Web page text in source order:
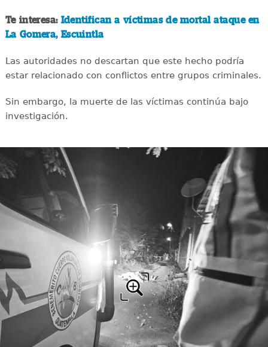
Te interesa: Identifican a víctimas de mortal ataque en
La Gomera, Escuintla
Las autoridades no descartan que este hecho podría
estar relacionado con conflictos entre grupos criminales.
Sin embargo, la muerte de las víctimas continúa bajo
investigación.